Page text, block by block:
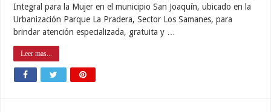
Integral para la Mujer en el municipio San Joaquín, ubicado en la
Urbanización Parque La Pradera, Sector Los Samanes, para
brindar atención especializada, gratuita y …
Leer mas...